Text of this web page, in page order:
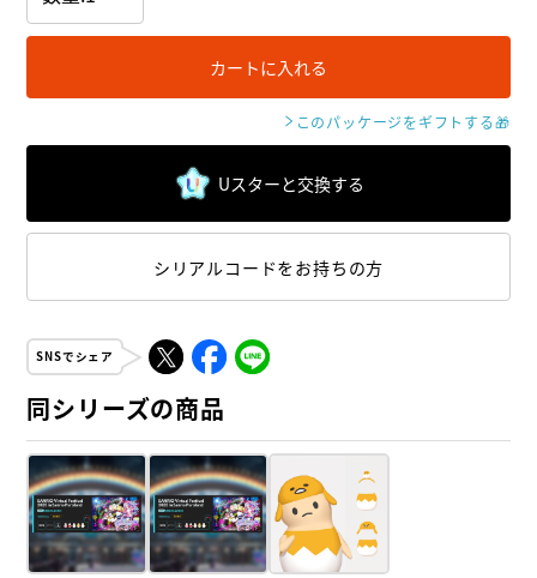
カートに入れる
このパッケージをギフトする🎁
Uスターと交換する
シリアルコードをお持ちの方
SNSでシェア
同シリーズの商品